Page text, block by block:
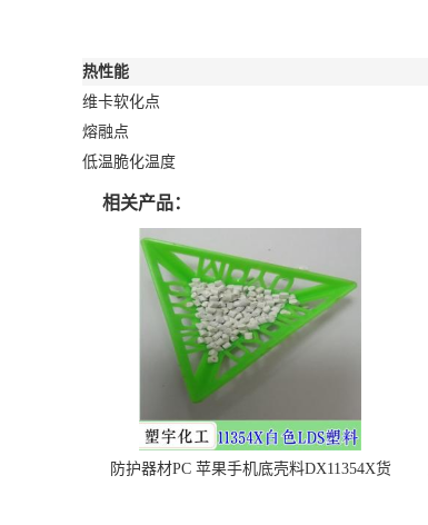
热性能
维卡软化点
熔融点
低温脆化温度
相关产品：
防护器材PC 苹果手机底壳料DX11354X货